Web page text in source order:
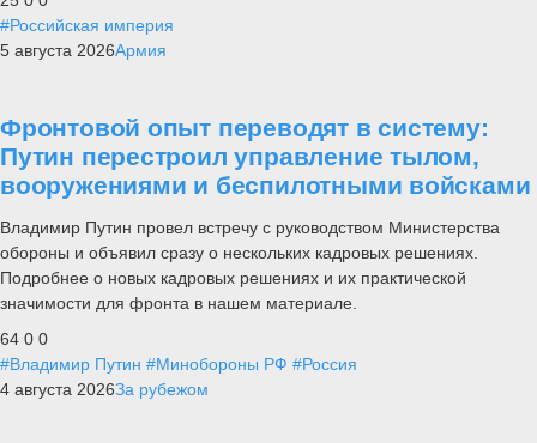
#Российская империя
5 августа 2026Армия
Фронтовой опыт переводят в систему:
Путин перестроил управление тылом,
вооружениями и беспилотными войсками
Владимир Путин провел встречу с руководством Министерства
обороны и объявил сразу о нескольких кадровых решениях.
Подробнее о новых кадровых решениях и их практической
значимости для фронта в нашем материале.
64 0 0
#Владимир Путин #Минобороны РФ #Россия
4 августа 2026За рубежом